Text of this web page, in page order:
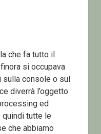
che fa tutto il
si occupava
console o sul
diverrà l’oggetto
ed
tutte le
che abbiamo